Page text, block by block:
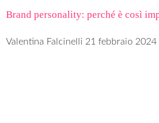
Brand personality: perché è così
Valentina Falcinelli 21 febbraio 2024